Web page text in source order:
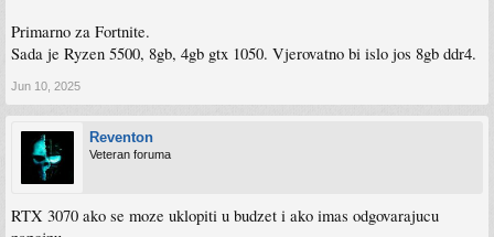
Primarno za Fortnite.
Sada je Ryzen 5500, 8gb, 4gb gtx 1050. Vjerovatno bi islo jos 8gb ddr4.
Jun 10, 2025
Reventon
Veteran foruma
RTX 3070 ako se moze uklopiti u budzet i ako imas odgovarajucu